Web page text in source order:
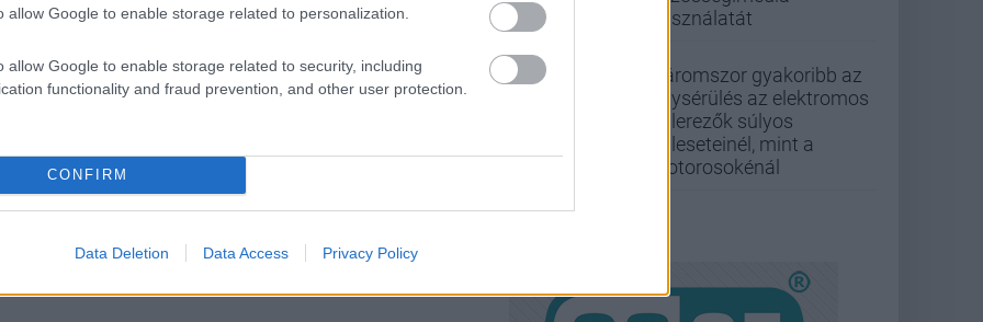
allow Google to enable storage related to personalization.
allow Google to enable storage related to security, including
functionality and fraud prevention, and other user protection.
CONFIRM
Data Deletion Data Access Privacy Policy
használatát
Háromszor gyakoribb az
agysérülés az elektromos
rollerezők súlyos
baleseteinél, mint a
motorosokénál